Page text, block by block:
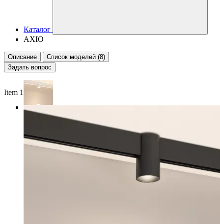
Каталог
AXIO
Описание
Список моделей (8)
Задать вопрос
Item 1 of 4